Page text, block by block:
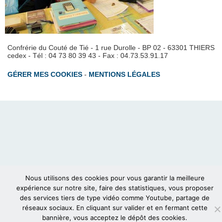
Confrérie du Couté de Tié - 1 rue Durolle - BP 02 - 63301 THIERS
cedex - Tél : 04 73 80 39 43 - Fax : 04.73.53.91.17
GÉRER MES COOKIES - MENTIONS LÉGALES
Nous utilisons des cookies pour vous garantir la meilleure
expérience sur notre site, faire des statistiques, vous proposer
des services tiers de type vidéo comme Youtube, partage de
réseaux sociaux. En cliquant sur valider et en fermant cette
bannière, vous acceptez le dépôt des cookies.